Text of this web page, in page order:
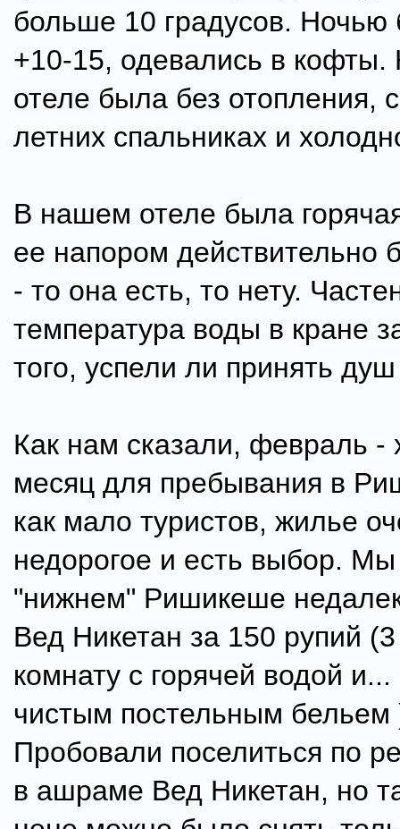
больше 10 градусов. Ночью
+10-15, одевались в кофты.
отеле была без отопления,
летних спальниках и
В нашем отеле была
ее напором действительно
- то она есть, то нету.
температура воды в кране
того, успели ли принять
Как нам сказали, февраль -
месяц для пребывания в
как мало туристов, жилье
недорогое и есть выбор.
"нижнем" Ришикеше
Вед Никетан за 150 рупий
комнату с горячей водой
чистым постельным бельем
Пробовали поселиться по
в ашраме Вед Никетан, но